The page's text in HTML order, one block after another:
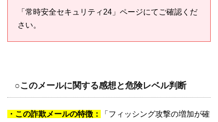
「常時安全セキュリティ24」ページにてご確認くだ
さい。
○このメールに関する感想と危険レベル判断
・この詐欺メールの特徴：
「フィッシング攻撃の増加が確